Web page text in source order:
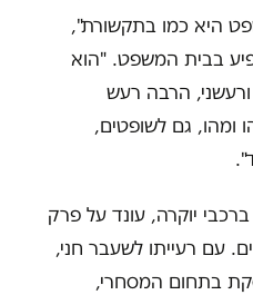
היא כמו בתקשורת",
בבית המשפט. "הוא
ורעשני, הרבה רעש
ומהו, גם לשופטים,
יוקרה, עונד על פרק
עם רעייתו לשעבר חני,
בתחום המסחרי,